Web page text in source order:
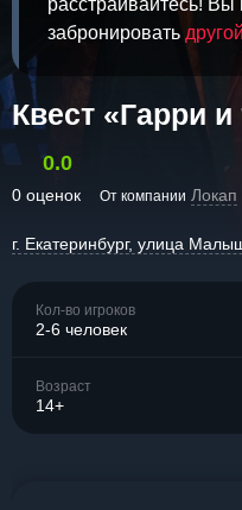
расстраивайтесь!
забронировать
Квест «Гарри
0.0
0 оценок От компании Локап
г. Екатеринбург, улица
Кол-во игроков
2-6 человек
Возраст
14+